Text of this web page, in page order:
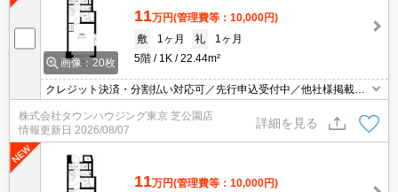
画像：20枚
11万円(管理費等：10,000円)
敷
1ヶ月 礼
1ヶ月
5階
1K 22.44m²
クレジット決済・分割払い対応可／先行申込受付中／他社様掲載物
件もまとめてご案内可能／専任物件多数あり
株式会社タウンハウジング東京 芝公園店
情報更新日 2026/08/07
詳細を見る
11万円(管理費等：10,000円)